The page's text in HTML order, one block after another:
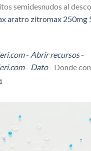
semidesnudos al
aratro zitromax 250mg
- Abrir recursos-
- Dato- Donde